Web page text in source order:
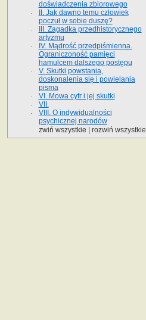
doświadczenia zbiorowego
II. Jak dawno temu człowiek
poczuł w sobie duszę?
III. Zagadka przedhistorycznego
artyzmu
IV. Mądrość przedpiśmienna.
Ograniczoność pamięci
hamulcem dalszego postępu
V. Skutki powstania,
doskonalenia się i powielania
pisma
VI. Mowa cyfr i jej skutki
VII.
VIII. O indywidualności
psychicznej narodów
zwiń wszystkie
rozwiń wszystkie